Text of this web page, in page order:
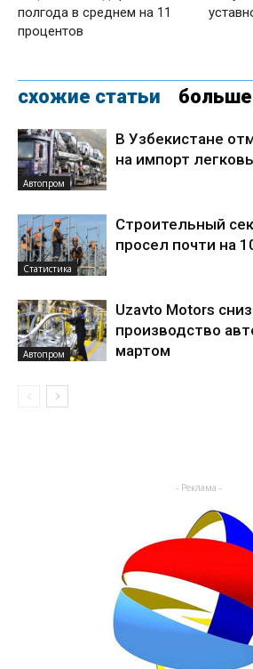
полгода в среднем на 11
процентов
схожие статьи больше
Автопром
В Узбекистане
на импорт
Статистика
Строительный
просел почти на
Автопром
Uzavto Motors
производство
мартом
- Реклама -